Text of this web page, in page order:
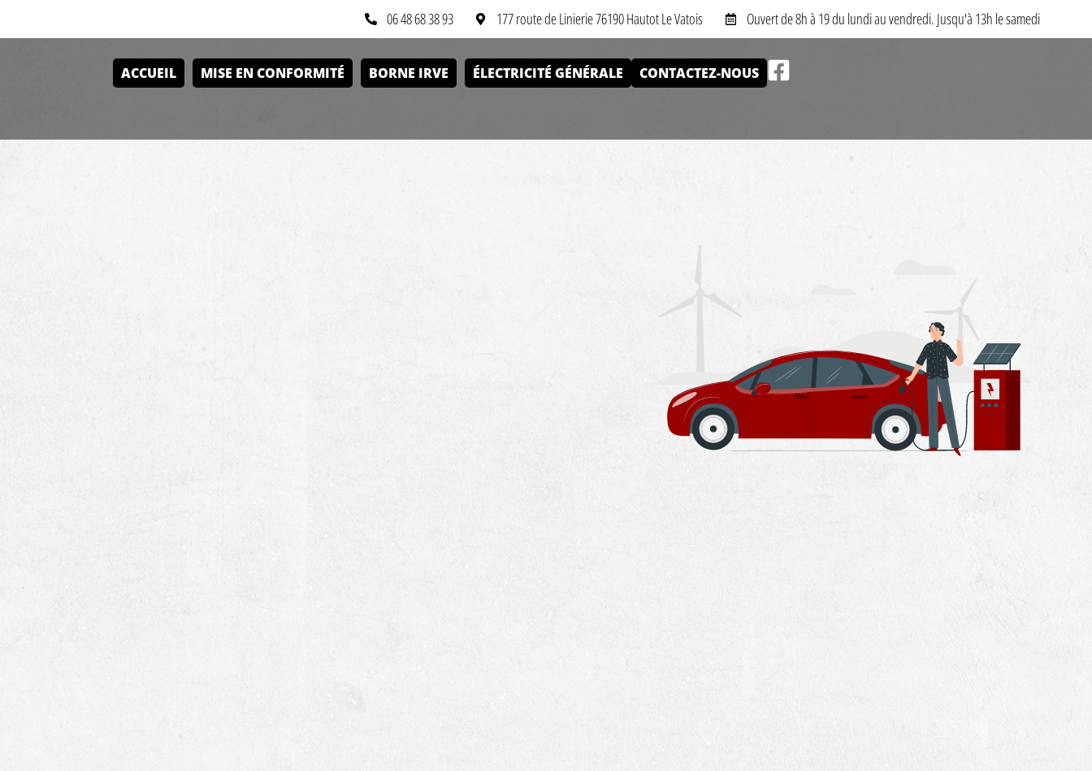
06 48 68 38 93 177 route de Linierie 76190 Hautot Le Vatois Ouvert de 8h à 19 du lundi au vendredi. Jusqu'à 13h le samedi
ACCUEIL MISE EN CONFORMITÉ BORNE IRVE ÉLECTRICITÉ GÉNÉRALE CONTACTEZ-NOUS